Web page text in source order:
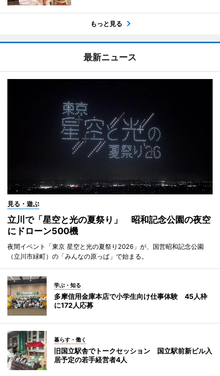
もっと見る
最新ニュース
見る・遊ぶ
立川で「星空と光の夏祭り」 昭和記念公園の夜空
にドローン500機
夜間イベント「東京 星空と光の夏祭り2026」が、国営昭和記念公園
（立川市緑町）の「みんなの原っぱ」で始まる。
学ぶ・知る
多摩信用金庫本店で小学生向け仕事体験 45人枠
に172人応募
暮らす・働く
旧国立駅舎でトークセッション 国立駅前新ビル入
居予定の若手経営者4人